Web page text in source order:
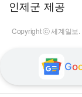
인제군 제공
Copyright ⓒ 세계일보.
Go